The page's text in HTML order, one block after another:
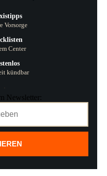
Vorsorge
Center
kündbar
Newsletter: